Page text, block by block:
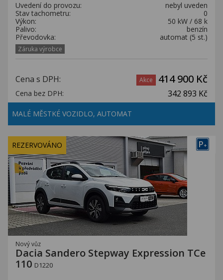
Uvedení do provozu:
nebyl uveden
Stav tachometru:
0
Výkon:
50 kW / 68 k
Palivo:
benzín
Převodovka:
automat (5 st.)
Záruka výrobce
Cena s DPH: Akce 414 900 Kč
Cena bez DPH: 342 893 Kč
MALÉ MĚSTKÉ VOZIDLO, AUTOMAT
P+
REZERVOVÁNO
Nový vůz
Dacia Sandero Stepway Expression TCe
110 D1220